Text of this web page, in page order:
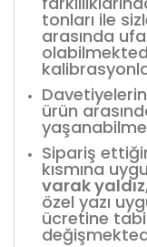
tonları ile
arasında
Davetiyelerin
ürün
Sipariş
kısmına
varak
özel yazı
ücretine